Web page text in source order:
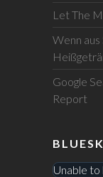
Let The
Wenn
Google
Report
Unable to